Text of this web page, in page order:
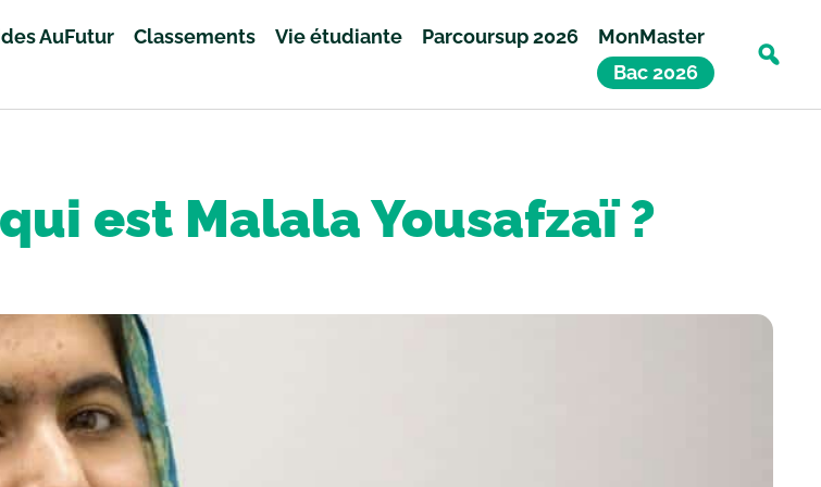
AuFutur Classements Vie étudiante Parcoursup 2026
MonMaster
Bac 2026
est Malala Yousafzaï ?